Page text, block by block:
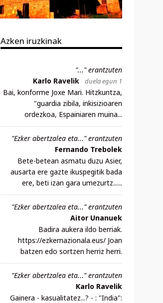
Azken iruzkinak
"..." erantzuten
Karlo Ravelik
duela egun 1
Bai, konforme Joxe Mari. Hitzkuntza,
"guardia zibila, inkisizioaren
ordezkoa, Espainiaren muina...
"Ezker abertzalea eta..." erantzuten
Fernando Trebolek
Bete-betean asmatu duzu Asier,
ausarta ere gazte ikuspegitik bada
ere, beti izan gara umezurtz......
"Ezker abertzalea eta..." erantzuten
Aitor Unanuek
Badira aukera ildo berriak.
https://ezkernazionala.eus/ Joan
batzen edo sortzen herriz herri.
"Ezker abertzalea eta..." erantzuten
Karlo Ravelik
Gainera - kasualitatez...? - : "India":